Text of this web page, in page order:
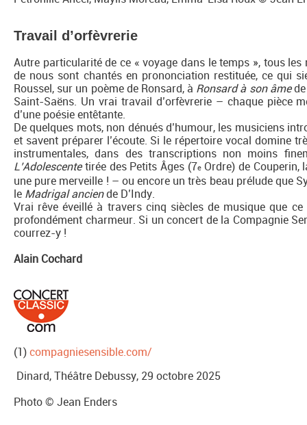
Travail d’orfèvrerie
Autre particularité de ce « voyage dans le temps », tous
de nous sont chantés en prononciation restituée, ce qui
Roussel, sur un poème de Ronsard, à Ronsard à son âmede
Saint-Saëns. Un vrai travail d’orfèvrerie – chaque pièce
d’une poésie entêtante.
De quelques mots, non dénués d’humour, les musiciens
et savent préparer l’écoute. Si le répertoire vocal domine
instrumentales, dans des transcriptions non moins
L’Adolescentetirée des Petits Âges (7e Ordre) de Couperin,
une pure merveille ! – ou encore un très beau prélude que
le Madrigal anciende D’Indy.
Vrai rêve éveillé à travers cinq siècles de musique que
profondément charmeur. Si un concert de la Compagnie
courrez-y !
Alain Cochard
(1)compagniesensible.com/
Dinard, Théâtre Debussy, 29 octobre 2025
Photo © Jean Enders